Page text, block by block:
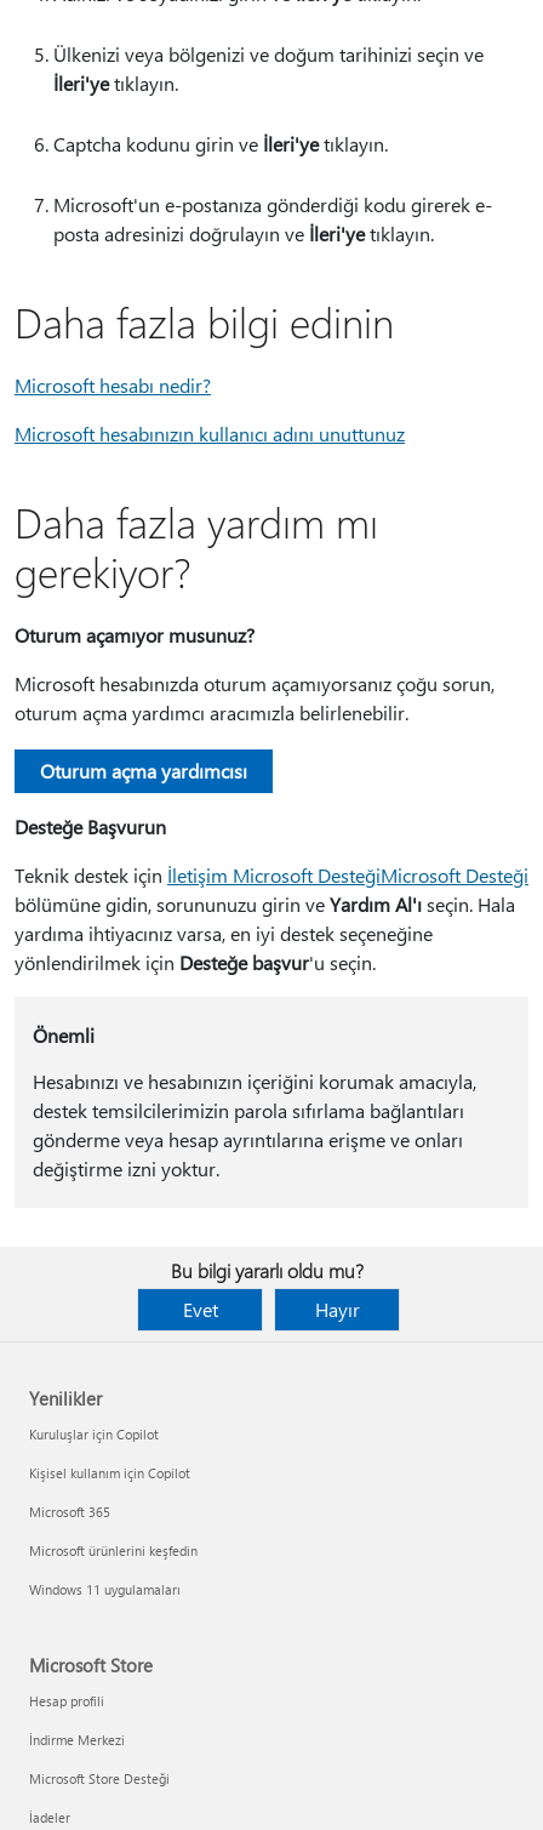
Ülkenizi veya bölgenizi ve doğum tarihinizi seçin ve
İleri'yetıklayın.
Captcha kodunu girin ve İleri'yetıklayın.
Microsoft'un e-postanıza gönderdiği kodu girerek e-
posta adresinizi doğrulayın ve İleri'yetıklayın.
Daha fazla bilgi edinin
Microsoft hesabı nedir?
Microsoft hesabınızın kullanıcı adını unuttunuz
Daha fazla yardım mı
gerekiyor?
Oturum açamıyor musunuz?
Microsoft hesabınızda oturum açamıyorsanız çoğu sorun,
oturum açma yardımcı aracımızla belirlenebilir.
Oturum açma yardımcısı
Desteğe Başvurun
Teknik destek için İletişim Microsoft DesteğiMicrosoft Desteği
bölümüne gidin, sorununuzu girin veYardım Al'ıseçin. Hala
yardıma ihtiyacınız varsa, en iyi destek seçeneğine
yönlendirilmek için Desteğe başvur'u seçin.
Önemli
Hesabınızı ve hesabınızın içeriğini korumak amacıyla,
destek temsilcilerimizin parola sıfırlama bağlantıları
gönderme veya hesap ayrıntılarına erişme ve onları
değiştirme izni yoktur.
Bu bilgi yararlı oldu mu?
Evet
Hayır
Yenilikler
Kuruluşlar için Copilot
Kişisel kullanım için Copilot
Microsoft 365
Microsoft ürünlerini keşfedin
Windows 11 uygulamaları
Microsoft Store
Hesap profili
İndirme Merkezi
Microsoft Store Desteği
İadeler